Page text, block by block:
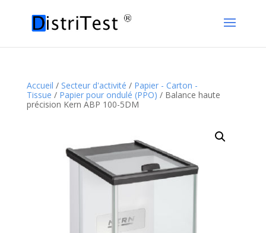
Accueil / Secteur d'activité / Papier - Carton -
Tissue / Papier pour ondulé (PPO) / Balance haute
précision Kern ABP 100-5DM